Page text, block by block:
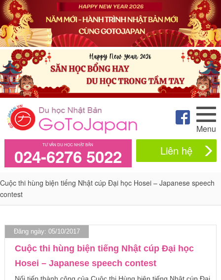
Menu
TƯ VẤN DU HỌC NHẬT BẢN
024-6276 5022 Liên hệ
Cuộc thi hùng biện tiếng Nhật cúp Đại học Hosei – Japanese speech
contest
Đăng ngày: 05/10/2017
Cuộc thi hùng biện tiếng Nhật cúp Đại học
Hosei – Japanese speech contest